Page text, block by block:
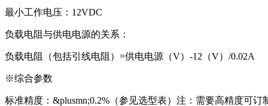
最小工作电压：12VDC
负载电阻与供电电源的关系：
负载电阻（包括引线电阻）=供电电源（V）-12（V）/0.02A
※综合参数
标准精度：&plusmn;0.2%（参见选型表）注：需要高精度可订